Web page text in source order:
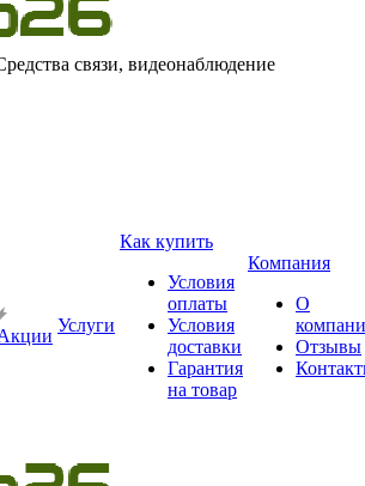
связи, видеонаблюдение
Услуги
Как купить
Условия
оплаты
Условия
доставки
Гарантия
на товар
Компания
О
Отзывы